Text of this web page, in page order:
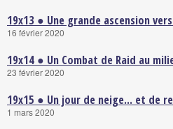
19x13 ● Une grande ascension
16 février 2020
19x14 ● Un Combat de Raid au
23 février 2020
19x15 ● Un jour de neige... et de
1 mars 2020